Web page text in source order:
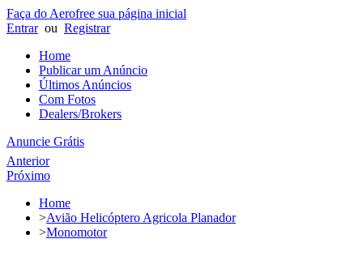
Faça do Aerofree sua página inicial
Entrarou Registrar
Home
Publicar um Anúncio
Últimos Anúncios
Com Fotos
Dealers/Brokers
Anuncie Grátis
Anterior
Próximo
Home
>Avião Helicóptero Agricola Planador
>Monomotor